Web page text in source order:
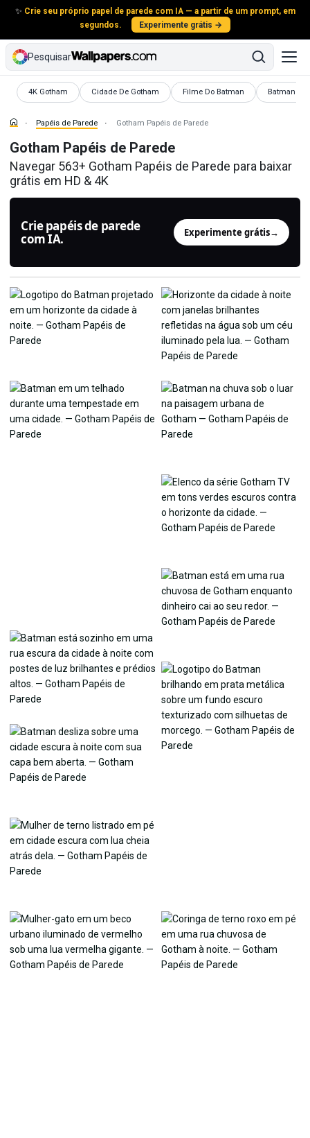
✨ Crie seu próprio papel de parede com IA — a partir de um prompt, em
segundos.
Experimente grátis →
Pesquisar
4K Gotham
Papéis de Parede Cidade De Gotham
Papéis de Parede Filme Do Batman
Papéis de Parede Batman
Papéis de
Papéis de Parede Gotham Papéis de Parede
Gotham Papéis de Parede
Navegar 563+ Gotham Papéis de Parede para baixar
grátis em HD & 4K
Crie papéis de parede
com IA.
Experimente grátis→